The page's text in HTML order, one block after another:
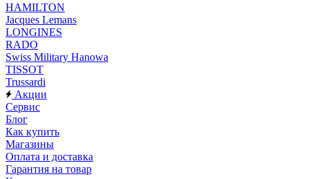
HAMILTON
Jacques Lemans
LONGINES
RADO
Swiss Military Hanowa
TISSOT
Trussardi
Акции
Сервис
Блог
Как купить
Магазины
Оплата и доставка
Гарантия на товар